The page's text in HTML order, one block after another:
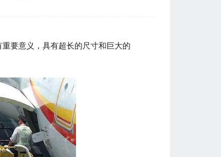
要意义，具有超长的尺寸和巨大的